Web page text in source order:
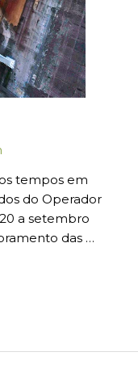
tempos em
do Operador
a setembro
das …